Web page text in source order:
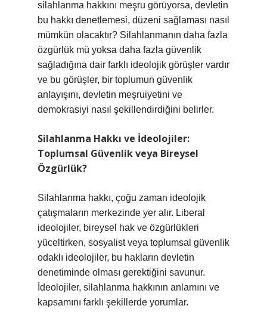
silahlanma hakkını meşru görüyorsa, devletin
bu hakkı denetlemesi, düzeni sağlaması nasıl
mümkün olacaktır? Silahlanmanın daha fazla
özgürlük mü yoksa daha fazla güvenlik
sağladığına dair farklı ideolojik görüşler vardır
ve bu görüşler, bir toplumun güvenlik
anlayışını, devletin meşruiyetini ve
demokrasiyi nasıl şekillendirdiğini belirler.
Silahlanma Hakkı ve İdeolojiler:
Toplumsal Güvenlik veya Bireysel
Özgürlük?
Silahlanma hakkı, çoğu zaman ideolojik
çatışmaların merkezinde yer alır. Liberal
ideolojiler, bireysel hak ve özgürlükleri
yüceltirken, sosyalist veya toplumsal güvenlik
odaklı ideolojiler, bu hakların devletin
denetiminde olması gerektiğini savunur.
İdeolojiler, silahlanma hakkının anlamını ve
kapsamını farklı şekillerde yorumlar.